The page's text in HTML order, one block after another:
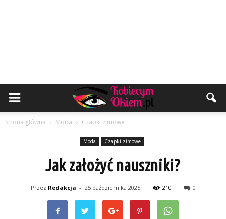
Strona główna Moda Czapki zimowe
Moda Czapki zimowe
Jak założyć nauszniki?
Przez Redakcja - 25 października 2025 210 0